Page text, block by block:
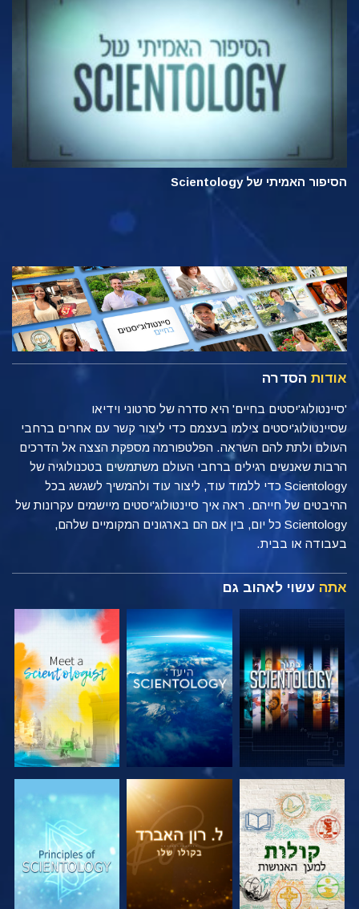
הסיפור האמיתי של Scientology
אודות הסדרה
'סיינטולוג'יסטים בחיים' היא סדרה של סרטוני וידיאו
שסיינטולוג'יסטים צילמו בעצמם כדי ליצור קשר עם אחרים ברחבי
העולם ולתת להם השראה. הפלטפורמה מספקת הצצה אל הדרכים
הרבות שאנשים רגילים ברחבי העולם משתמשים בטכנולוגיה של
Scientology כדי ללמוד עוד, ליצור עוד ולהמשיך לשגשג בכל
ההיבטים של חייהם. ראה איך סיינטולוג'יסטים מיישמים עקרונות של
Scientology כל יום, בין אם הם בארגונים המקומיים שלהם,
בעבודה או בבית.
אתה עשוי לאהוב גם
בדוק את הסדרה בדוק את הסדרה בדוק את הסדרה